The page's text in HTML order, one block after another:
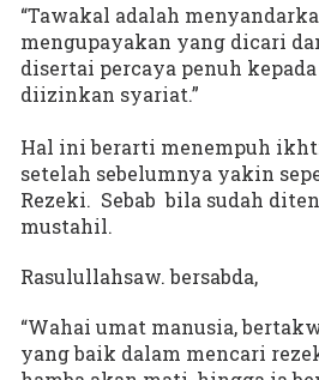
“Tawakal adalah
mengupayakan yang dicari
disertai percaya penuh
diizinkan syariat.”
Hal ini berarti menempuh
setelah sebelumnya yakin
Rezeki. Sebab bila sudah
mustahil.
Rasulullahsaw. bersabda,
“Wahai umat manusia,
yang baik dalam mencari